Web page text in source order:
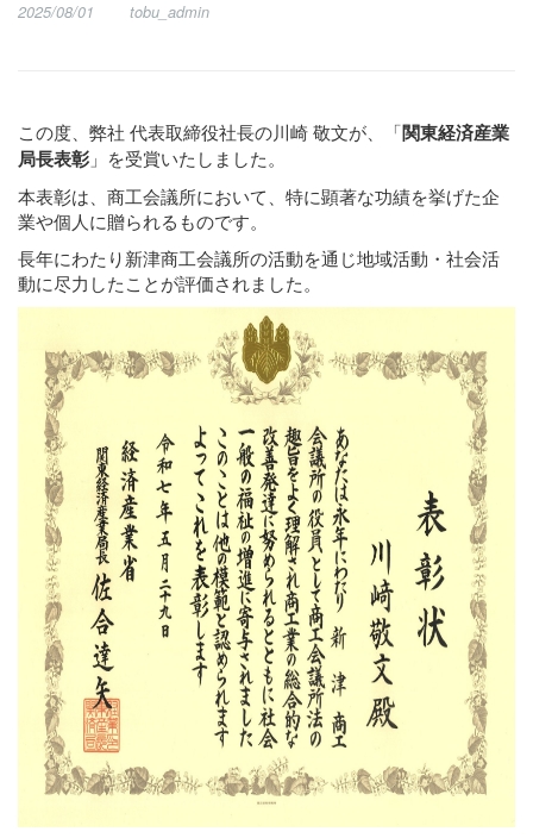
2025/08/01 tobu_admin
この度、弊社 代表取締役社長の川崎 敬文が、「関東経済産業
局長表彰 」を受賞いたしました。
本表彰は、商工会議所において、特に顕著な功績を挙げた企
業や個人に贈られるものです。
長年にわたり新津商工会議所の活動を通じ地域活動・社会活
動に尽力したことが評価されました。